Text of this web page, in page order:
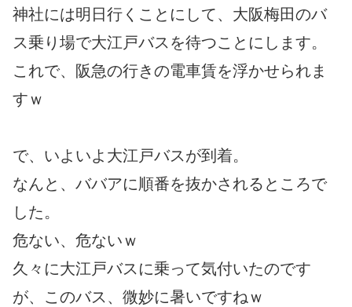
神社には明日行くことにして、大阪梅田のバ
ス乗り場で大江戸バスを待つことにします。
これで、阪急の行きの電車賃を浮かせられま
すｗ
で、いよいよ大江戸バスが到着。
なんと、ババアに順番を抜かされるところで
した。
危ない、危ないｗ
久々に大江戸バスに乗って気付いたのです
が、このバス、微妙に暑いですねｗ